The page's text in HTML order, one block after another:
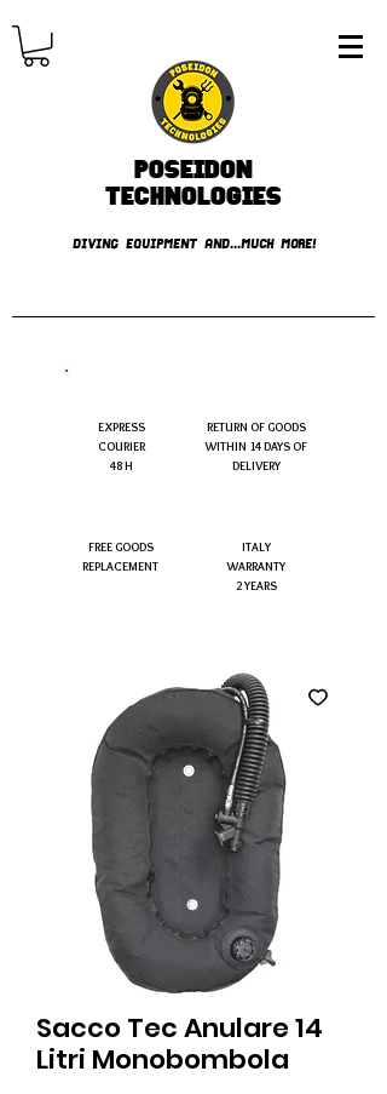
Poseidon
TECHNOLOGIES
DIVING EQUIPMENT AND...MUCH MORE!
EXPRESS
COURIER
48 H
FREE GOODS
REPLACEMENT
RETURN OF GOODS
WITHIN 14 DAYS OF
DELIVERY
ITALY
WARRANTY
2 YEARS
Sacco Tec Anulare 14
Litri Monobombola